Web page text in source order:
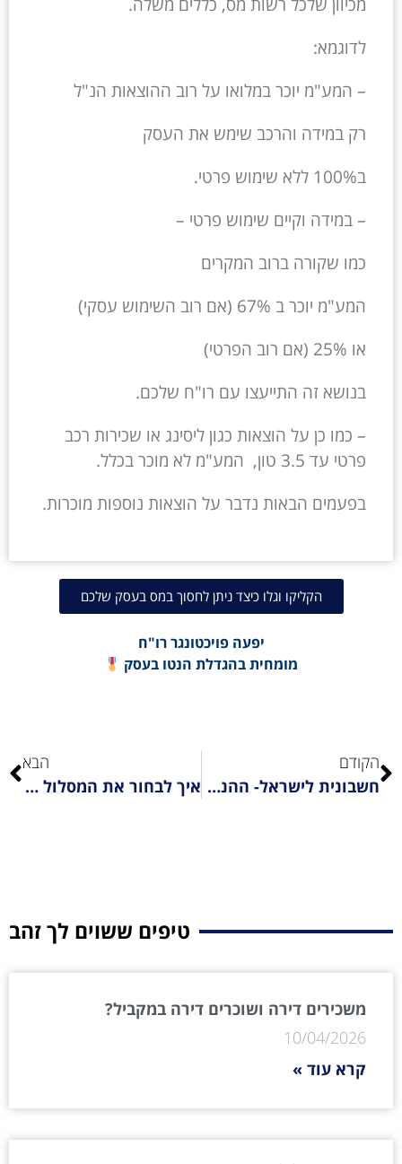
לדוגמא:
– המע"מ יוכר במלואו על רוב ההוצאות הנ"ל
רק במידה והרכב שימש את העסק
ב100% ללא שימוש פרטי.
– במידה וקיים שימוש פרטי –
כמו שקורה ברוב המקרים
המע"מ יוכר ב 67% (אם רוב השימוש עסקי)
או 25% (אם רוב הפרטי)
בנושא זה התייעצו עם רו"ח שלכם.
– כמו כן על הוצאות כגון ליסינג או שכירות רכב
פרטי עד 3.5 טון, המע"מ לא מוכר בכלל.
בפעמים הבאות נדבר על הוצאות נוספות מוכרות.
הקליקו וגלו כיצד ניתן לחסוך במס בעסק שלכם
יפעה פויכטונגר רו"ח
מומחית בהגדלת הנטו בעסק
הקודם
חשבונית לישראל- ההנחיות המדוייקות
הבא
איך לבחור את המסלול המנצח לחיסכון במס בתחום רכישת רכב או ליסינג?
טיפים ששוים לך זהב
משכירים דירה ושוכרים דירה במקביל?
10/04/2026
קרא עוד »